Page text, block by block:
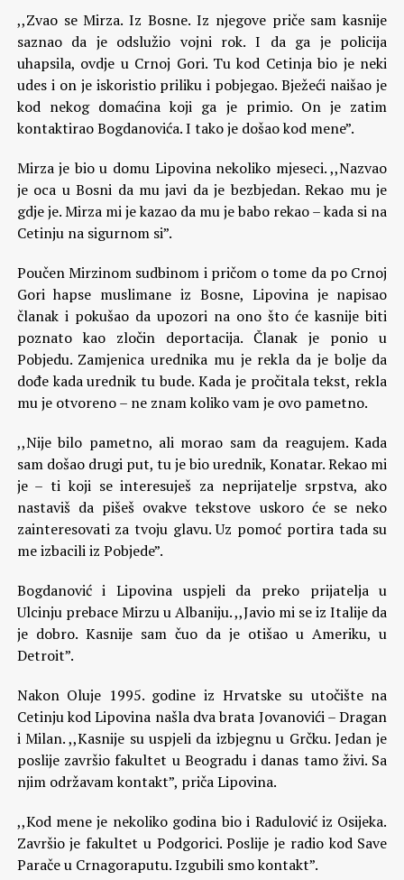
,,Zvao se Mirza. Iz Bosne. Iz njegove priče sam kasnije
saznao da je odslužio vojni rok. I da ga je policija
uhapsila, ovdje u Crnoj Gori. Tu kod Cetinja bio je neki
udes i on je iskoristio priliku i pobjegao. Bježeći naišao je
kod nekog domaćina koji ga je primio. On je zatim
kontaktirao Bogdanovića. I tako je došao kod mene”.
Mirza je bio u domu Lipovina nekoliko mjeseci. ,,Nazvao
je oca u Bosni da mu javi da je bezbjedan. Rekao mu je
gdje je. Mirza mi je kazao da mu je babo rekao – kada si na
Cetinju na sigurnom si”.
Poučen Mirzinom sudbinom i pričom o tome da po Crnoj
Gori hapse muslimane iz Bosne, Lipovina je napisao
članak i pokušao da upozori na ono što će kasnije biti
poznato kao zločin deportacija. Članak je ponio u
Pobjedu. Zamjenica urednika mu je rekla da je bolje da
dođe kada urednik tu bude. Kada je pročitala tekst, rekla
mu je otvoreno – ne znam koliko vam je ovo pametno.
,,Nije bilo pametno, ali morao sam da reagujem. Kada
sam došao drugi put, tu je bio urednik, Konatar. Rekao mi
je – ti koji se interesuješ za neprijatelje srpstva, ako
nastaviš da pišeš ovakve tekstove uskoro će se neko
zainteresovati za tvoju glavu. Uz pomoć portira tada su
me izbacili iz Pobjede”.
Bogdanović i Lipovina uspjeli da preko prijatelja u
Ulcinju prebace Mirzu u Albaniju. ,,Javio mi se iz Italije da
je dobro. Kasnije sam čuo da je otišao u Ameriku, u
Detroit”.
Nakon Oluje 1995. godine iz Hrvatske su utočište na
Cetinju kod Lipovina našla dva brata Jovanovići – Dragan
i Milan. ,,Kasnije su uspjeli da izbjegnu u Grčku. Jedan je
poslije završio fakultet u Beogradu i danas tamo živi. Sa
njim održavam kontakt”, priča Lipovina.
,,Kod mene je nekoliko godina bio i Radulović iz Osijeka.
Završio je fakultet u Podgorici. Poslije je radio kod Save
Parače u Crnagoraputu. Izgubili smo kontakt”.